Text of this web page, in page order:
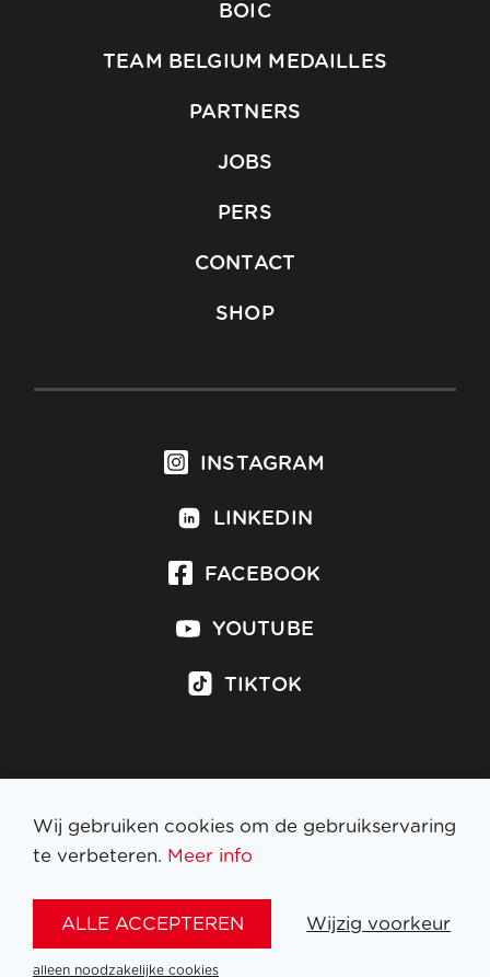
BOIC
TEAM BELGIUM MEDAILLES
PARTNERS
JOBS
PERS
CONTACT
SHOP
INSTAGRAM
LINKEDIN
FACEBOOK
YOUTUBE
TIKTOK
Inschrijven op nieuwsbrief
Wij gebruiken cookies om de gebruikservaring
te verbeteren. Meer info
ALLE ACCEPTEREN Wijzig voorkeur
alleen noodzakelijke cookies